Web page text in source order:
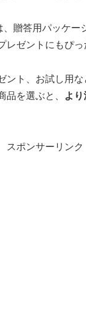
贈答用パッケー
レゼントにもぴっ
ント、お試し用
品を選ぶと、
よ
スポンサーリンク